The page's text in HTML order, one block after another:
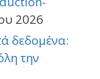
2026
δεδομένα:
την